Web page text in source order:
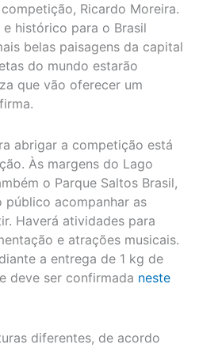
Ricardo Moreira.
histórico para o Brasil
belas paisagens da capital
do mundo estarão
que vão oferecer um
abrigar a competição está
Às margens do Lago
o Parque Saltos Brasil,
público acompanhar as
Haverá atividades para
e atrações musicais.
a entrega de 1 kg de
deve ser confirmada neste
diferentes, de acordo